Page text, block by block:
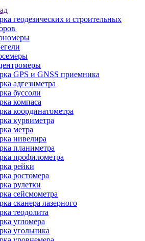
геодезических и строительных
GPS и GNSS приемника
адгезиметра
буссоли
компаса
координатометра
курвиметра
метра
нивелира
планиметра
профилометра
рейки
ростомера
рулетки
сейсмометра
сканера лазерного
теодолита
угломера
угольника